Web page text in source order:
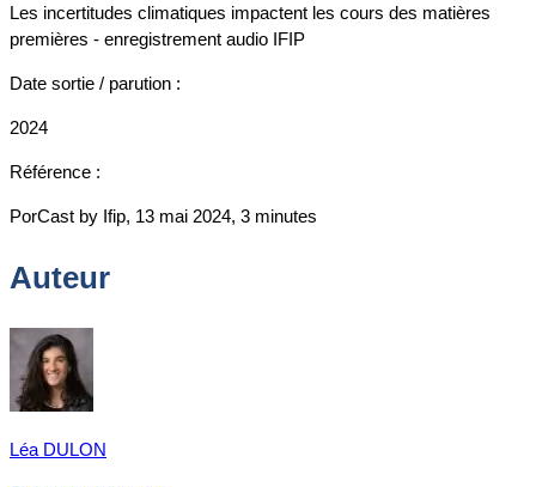
Les incertitudes climatiques impactent les cours des matières
premières - enregistrement audio IFIP
Date sortie / parution :
2024
Référence :
PorCast by Ifip, 13 mai 2024, 3 minutes
Auteur
Léa DULON